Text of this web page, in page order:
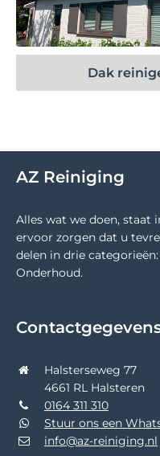
Dak
AZ Reiniging
Alles wat we doen, staat
ervoor zorgen dat u
delen in drie
Onderhoud.
Halsterseweg 77
4661 RL Halsteren
0164 311 310
Stuur ons een
info@az-reiniging.nl